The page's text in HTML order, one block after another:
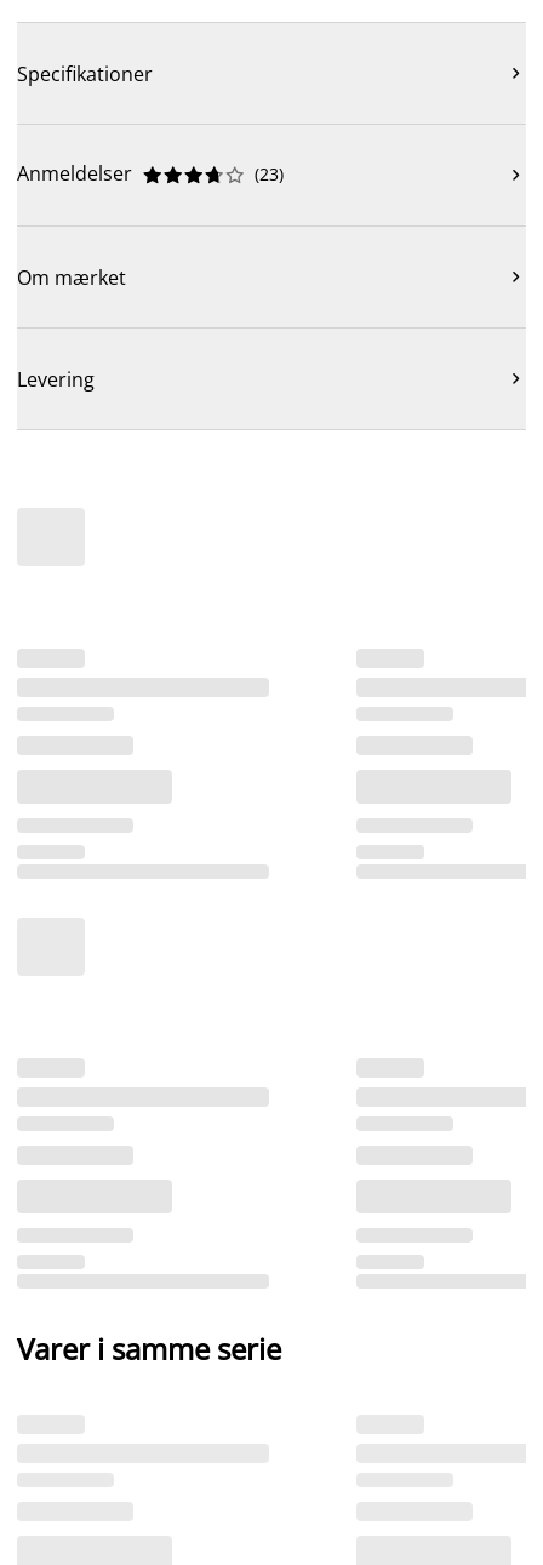
Specifikationer 
Anmeldelser 




 (23) 
Om mærket 
Levering 
Varer i samme serie